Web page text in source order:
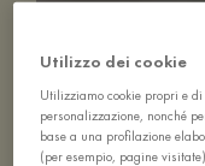
Utilizzo dei cookie
Utilizziamo cookie propri e
personalizzazione, nonché
base a una profilazione
(per esempio, pagine